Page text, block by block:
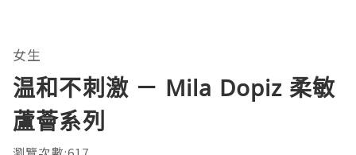
女生
温和不刺激 － Mila Dopiz 柔敏
蘆薈系列